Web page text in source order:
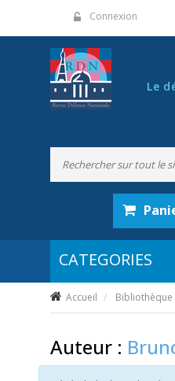
Connexion
Le
Accueil Bibliothèque
Auteur :